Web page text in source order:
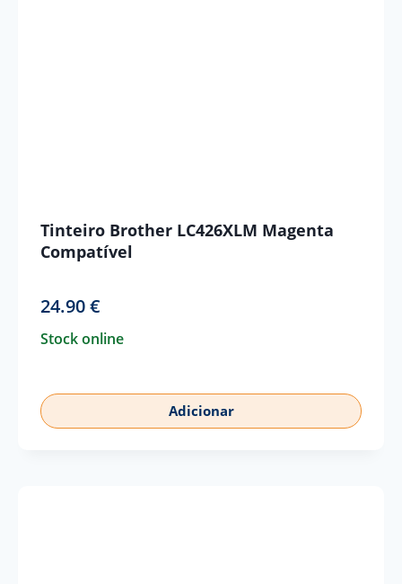
Tinteiro Brother LC426XLM Magenta
Compatível
24.90€
Stock online
Adicionar